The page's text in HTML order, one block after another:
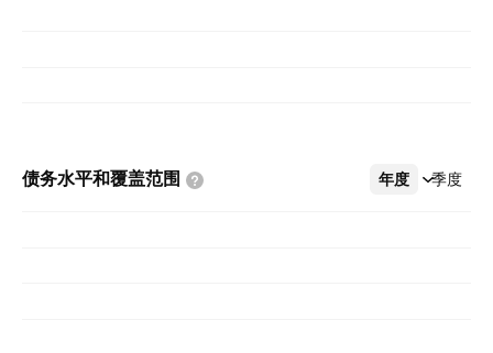
债务水平和覆盖范围 年度 季度
更多